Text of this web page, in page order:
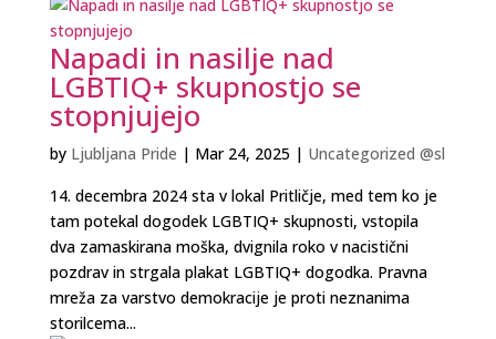
Napadi in nasilje nad
LGBTIQ+ skupnostjo se
stopnjujejo
by Ljubljana Pride | Mar 24, 2025 | Uncategorized @sl
14. decembra 2024 sta v lokal Pritličje, med tem ko je
tam potekal dogodek LGBTIQ+ skupnosti, vstopila
dva zamaskirana moška, dvignila roko v nacistični
pozdrav in strgala plakat LGBTIQ+ dogodka. Pravna
mreža za varstvo demokracije je proti neznanima
storilcema...